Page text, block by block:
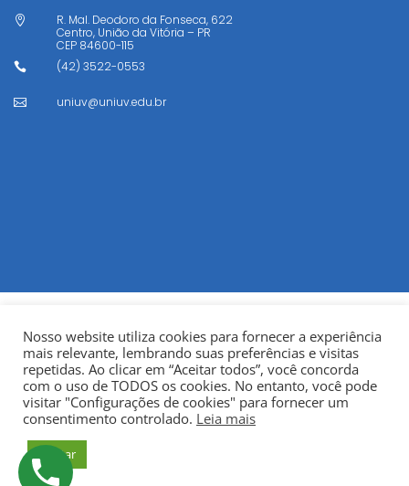

R. Mal. Deodoro da Fonseca, 622
Centro, União da Vitória – PR
CEP 84600-115
 (42) 3522-0553
 uniuv@uniuv.edu.br
© Copyright 2022Fundação Municipal Centro Universitário
da Cidade de União da Vitória – UNIUV
Nosso website utiliza cookies para fornecer a experiência
mais relevante, lembrando suas preferências e visitas
repetidas. Ao clicar em “Aceitar todos”, você concorda
com o uso de TODOS os cookies. No entanto, você pode
visitar "Configurações de cookies" para fornecer um
consentimento controlado. Leia mais
Aceitar